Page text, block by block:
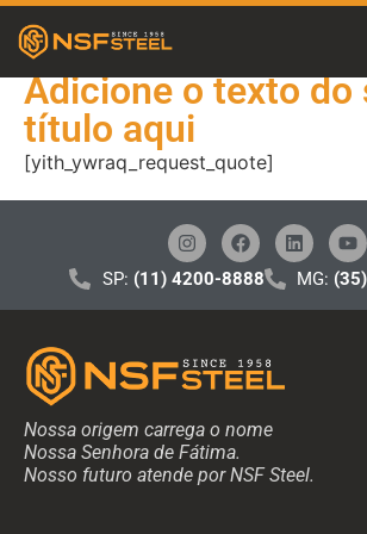
Adicione o texto do
título aqui
[yith_ywraq_request_quote]
SP: (11) 4200-8888 MG:
Nossa origem carrega o nome
Nossa Senhora de Fátima.
Nosso futuro atende por NSF Steel.